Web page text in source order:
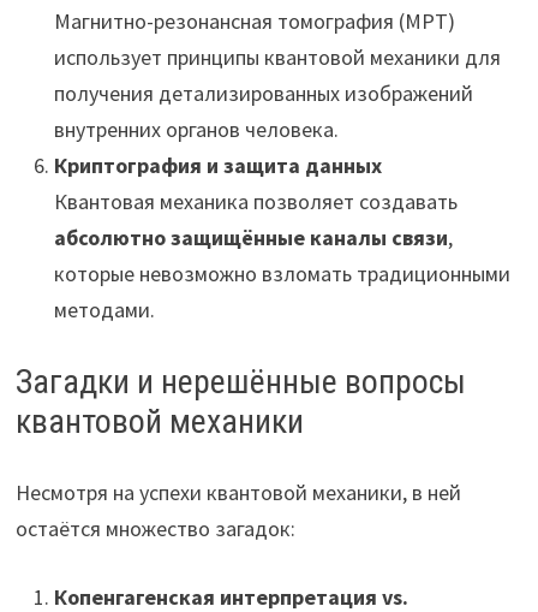
Магнитно-резонансная томография (МРТ)
использует принципы квантовой механики для
получения детализированных изображений
внутренних органов человека.
Криптография и защита данных
Квантовая механика позволяет создавать
абсолютно защищённые каналы связи,
которые невозможно взломать традиционными
методами.
Загадки и нерешённые вопросы
квантовой механики
Несмотря на успехи квантовой механики, в ней
остаётся множество загадок:
Копенгагенская интерпретация vs.